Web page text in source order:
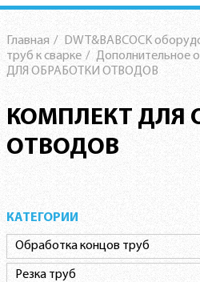
Главная /
DWT&BABCOCK
труб к сварке / Дополнительное
ДЛЯ ОБРАБОТКИ ОТВОДОВ
КОМПЛЕКТ ДЛЯ
ОТВОДОВ
КАТЕГОРИИ
Обработка концов труб
Резка труб